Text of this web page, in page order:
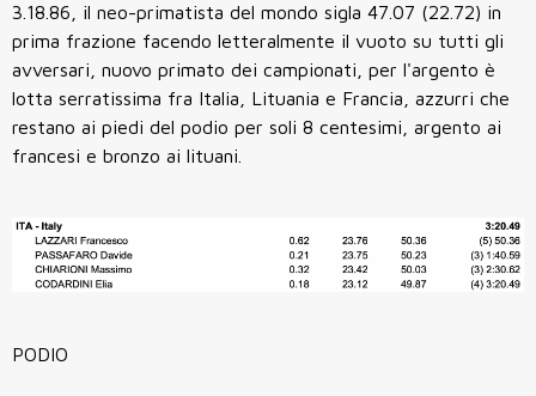
3.18.86, il neo-primatista del mondo sigla 47.07 (22.72) in
prima frazione facendo letteralmente il vuoto su tutti gli
avversari, nuovo primato dei campionati, per l'argento è
lotta serratissima fra Italia, Lituania e Francia, azzurri che
restano ai piedi del podio per soli 8 centesimi, argento ai
francesi e bronzo ai lituani.
PODIO